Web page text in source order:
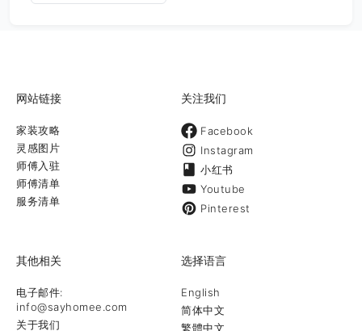
网站链接
家装攻略
灵感图片
师傅入驻
师傅清单
服务清单
关注我们
Facebook
Instagram
小红书
Youtube
Pinterest
其他相关
电子邮件:
info@sayhomee.com
关于我们
选择语言
English
简体中文
繁體中文